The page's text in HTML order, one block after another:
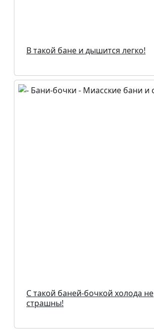
В такой бане и дышится легко!
С такой баней-бочкой холода не
страшны!